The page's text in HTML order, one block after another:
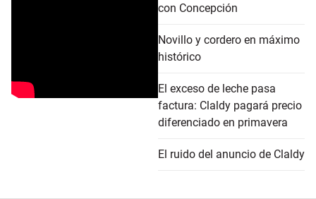
con Concepción
Novillo y cordero en máximo
histórico
El exceso de leche pasa
factura: Claldy pagará precio
diferenciado en primavera
El ruido del anuncio de Claldy